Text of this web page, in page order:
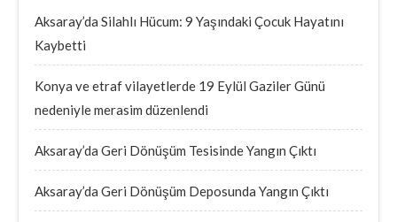
Aksaray’da Silahlı Hücum: 9 Yaşındaki Çocuk Hayatını
Kaybetti
Konya ve etraf vilayetlerde 19 Eylül Gaziler Günü
nedeniyle merasim düzenlendi
Aksaray’da Geri Dönüşüm Tesisinde Yangın Çıktı
Aksaray’da Geri Dönüşüm Deposunda Yangın Çıktı